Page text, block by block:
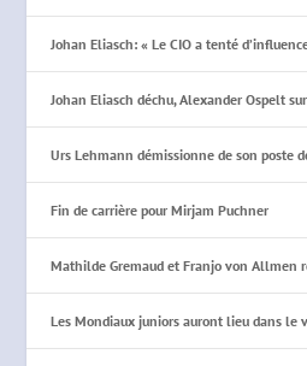
Johan Eliasch: « Le CIO a tenté
Johan Eliasch déchu, Alexander Ospelt
Urs Lehmann démissionne de son poste
Fin de carrière pour Mirjam Puchner
Mathilde Gremaud et Franjo von Allmen
Les Mondiaux juniors auront lieu dans le